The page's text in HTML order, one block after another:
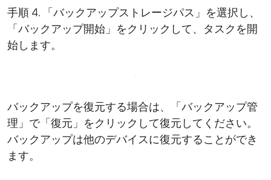
手順 4. 「バックアップストレージパス」を選択し、
「バックアップ開始」をクリックして、タスクを開
始します。
バックアップを復元する場合は、「バックアップ管
理」で「復元」をクリックして復元してください。
バックアップは他のデバイスに復元することができ
ます。